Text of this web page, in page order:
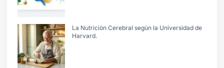
La Nutriciòn Cerebral segùn la Universidad de
Harvard.